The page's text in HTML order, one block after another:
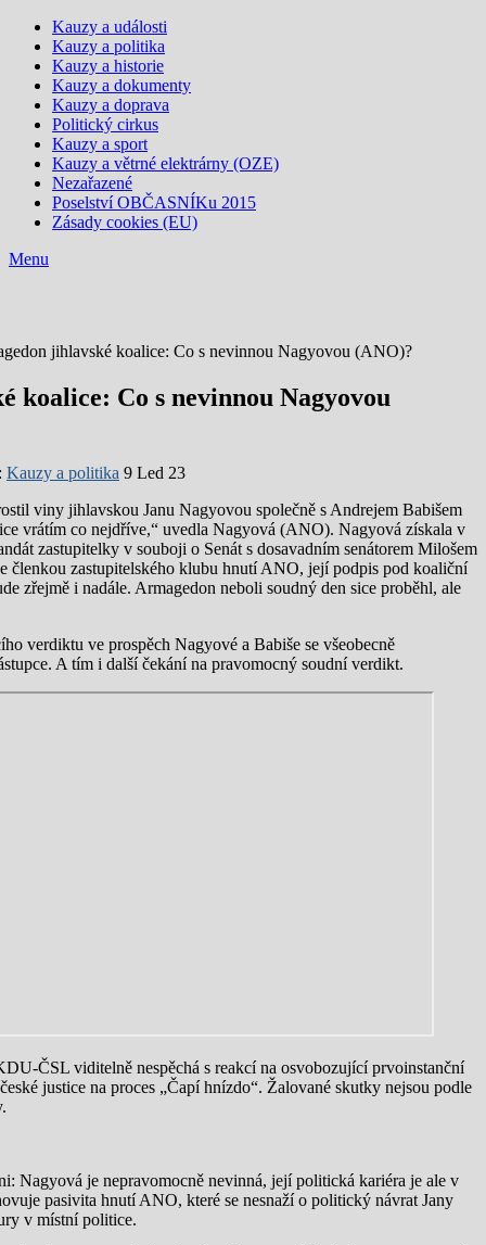
Kauzy a události
Kauzy a politika
Kauzy a historie
Kauzy a dokumenty
Kauzy a doprava
Politický cirkus
Kauzy a sport
Kauzy a větrné elektrárny (OZE)
Nezařazené
Poselství OBČASNÍKu 2015
Zásady cookies (EU)
Menu
jihlavské koalice: Co s nevinnou Nagyovou (ANO)?
koalice: Co s nevinnou Nagyovou
Kauzy a politika 9 Led 23
viny jihlavskou Janu Nagyovou společně s Andrejem Babišem
vrátím co nejdříve,“ uvedla Nagyová (ANO). Nagyová získala v
zastupitelky v souboji o Senát s dosavadním senátorem Milošem
členkou zastupitelského klubu hnutí ANO, její podpis pod koaliční
zřejmě i nadále. Armagedon neboli soudný den sice proběhl, ale
verdiktu ve prospěch Nagyové a Babiše se všeobecně
A tím i další čekání na pravomocný soudní verdikt.
ČSL viditelně nespěchá s reakcí na osvobozující prvoinstanční
justice na proces „Čapí hnízdo“. Žalované skutky nejsou podle
Nagyová je nepravomocně nevinná, její politická kariéra je ale v
pasivita hnutí ANO, které se nesnaží o politický návrat Jany
v místní politice.